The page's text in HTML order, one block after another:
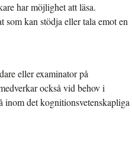
har möjlighet att läsa.
kan stödja eller tala emot en
eller examinator på
också vid behov i
inom det kognitionsvetenskapliga